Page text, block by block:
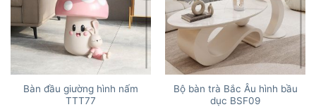
Bàn đầu giường hình nấm
TTT77
Bộ bàn trà Bắc Âu hình bầu
dục BSF09